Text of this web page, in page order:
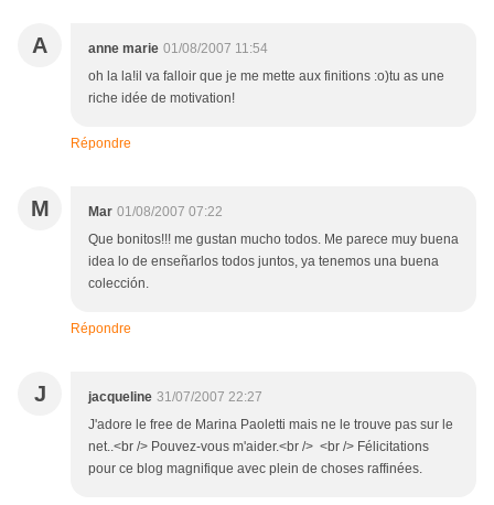
A anne marie 01/08/2007 11:54
oh la la!il va falloir que je me mette aux finitions :o)tu as une
riche idée de motivation!
Répondre
M Mar 01/08/2007 07:22
Que bonitos!!! me gustan mucho todos. Me parece muy buena
idea lo de enseñarlos todos juntos, ya tenemos una buena
colección.
Répondre
J jacqueline 31/07/2007 22:27
J'adore le free de Marina Paoletti mais ne le trouve pas sur le
net..<br /> Pouvez-vous m'aider.<br /> <br /> Félicitations
pour ce blog magnifique avec plein de choses raffinées.